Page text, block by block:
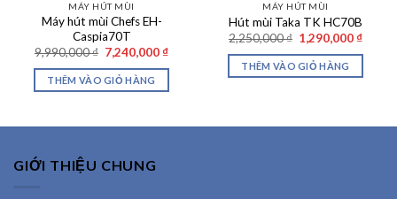
MÁY HÚT MÙI
Máy hút mùi Chefs EH-
Caspia70T
9,990,000₫ Giá
gốc
là:
9,990,000 ₫.
7,240,000 ₫Giá
THÊM VÀO GIỎ HÀNG
MÁY HÚT MÙI
Hút mùi Taka TK HC70B
2,250,000₫ Giá
gốc
là:
2,250,000 ₫.
1,290,000 ₫Giá
THÊM VÀO GIỎ HÀNG
GIỚI THIỆU CHUNG